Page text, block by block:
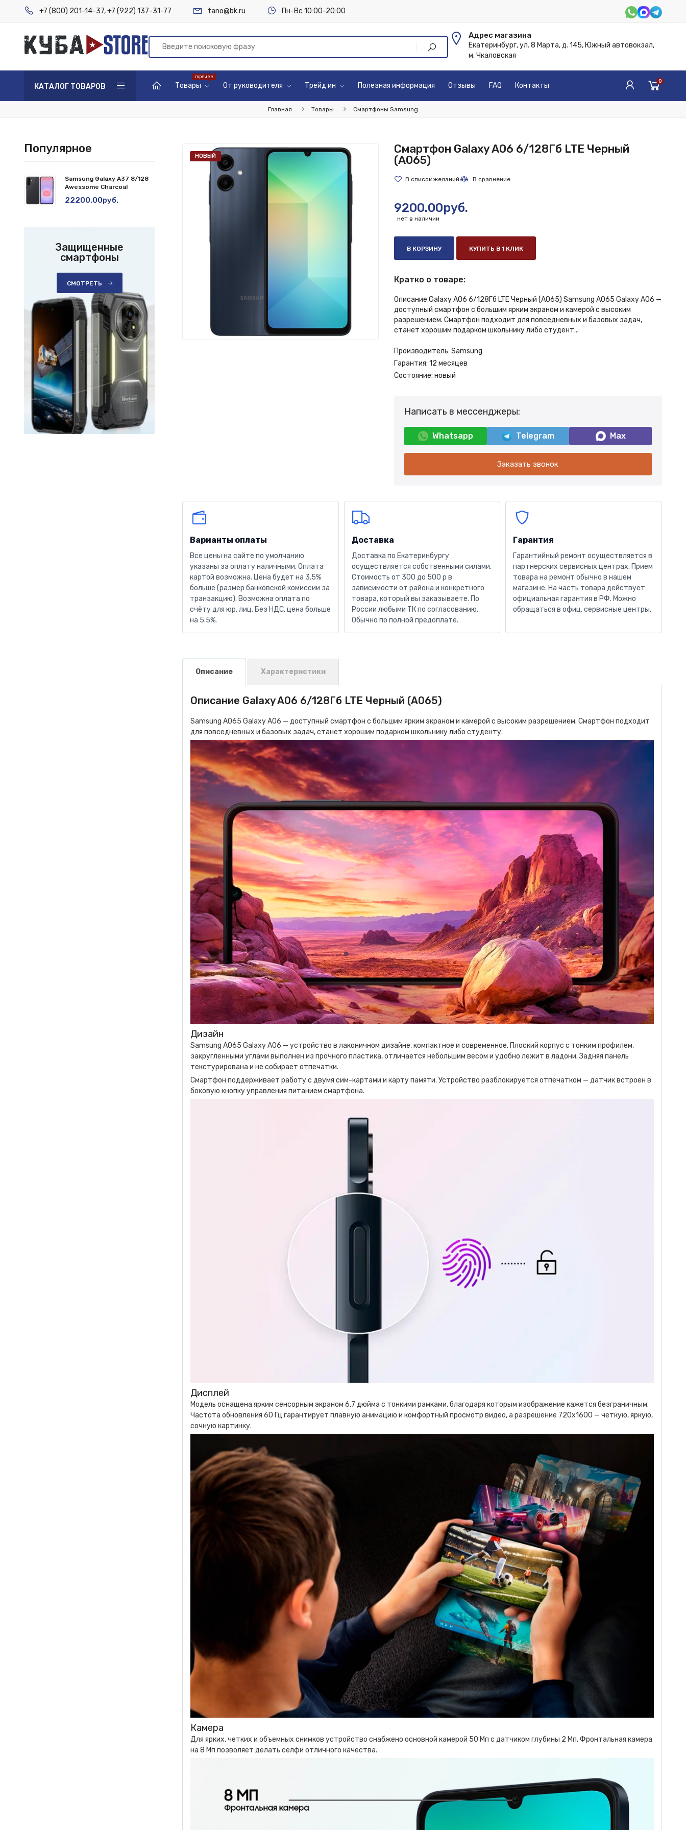
+7 (800) 201-14-37,+7 (922) 137-31-77 tano@bk.ru Пн-Вс 10:00-20:00
Адрес магазина
Екатеринбург, ул. 8 Марта, д. 145, Южный автовокзал,
м. Чкаловская
КАТАЛОГ ТОВАРОВ Товары От руководителя Трейд ин Полезная информация Отзывы FAQ Контакты 0
Главная Товары Смартфоны Samsung
НОВЫЙ
Смартфон Galaxy A06 6/128Гб LTE Черный
(A065)
9200.00руб.
нет в наличии
В КОРЗИНУ КУПИТЬ В 1 КЛИК
Кратко о товаре:
Описание Galaxy A06 6/128Гб LTE Черный (A065) Samsung A065 Galaxy A06 —
доступный смартфон с большим ярким экраном и камерой с высоким
разрешением. Смартфон подходит для повседневных и базовых задач,
станет хорошим подарком школьнику либо студент...
Производитель: Samsung
Гарантия: 12 месяцев
Состояние: новый
Написать в мессенджеры:
Whatsapp Telegram Max
Заказать звонок
Варианты оплаты
Все цены на сайте по умолчанию
указаны за оплату наличными. Оплата
картой возможна. Цена будет на 3.5%
больше (размер банковской комиссии за
транзакцию). Возможна оплата по
счёту для юр. лиц. Без НДС, цена больше
на 5.5%.
Доставка
Доставка по Екатеринбургу
осуществляется собственными силами.
Стоимость от 300 до 500 р в
зависимости от района и конкретного
товара, который вы заказываете. По
России любыми ТК по согласованию.
Обычно по полной предоплате.
Гарантия
Гарантийный ремонт осуществляется в
партнерских сервисных центрах. Прием
товара на ремонт обычно в нашем
магазине. На часть товара действует
официальная гарантия в РФ. Можно
обращаться в офиц. сервисные центры.
Описание Характеристики
Описание Galaxy A06 6/128Гб LTE Черный (A065)
Samsung A065 Galaxy A06 — доступный смартфон с большим ярким экраном и камерой с высоким разрешением. Смартфон подходит
для повседневных и базовых задач, станет хорошим подарком школьнику либо студенту.
Дизайн
Samsung A065 Galaxy A06 — устройство в лаконичном дизайне, компактное и современное. Плоский корпус с тонким профилем,
закругленными углами выполнен из прочного пластика, отличается небольшим весом и удобно лежит в ладони. Задняя панель
текстурирована и не собирает отпечатки.
Смартфон поддерживает работу с двумя сим-картами и карту памяти. Устройство разблокируется отпечатком — датчик встроен в
боковую кнопку управления питанием смартфона.
Дисплей
Модель оснащена ярким сенсорным экраном 6,7 дюйма с тонкими рамками, благодаря которым изображение кажется безграничным.
Частота обновления 60 Гц гарантирует плавную анимацию и комфортный просмотр видео, а разрешение 720x1600 — четкую, яркую,
сочную картинку.
Камера
Для ярких, четких и объемных снимков устройство снабжено основной камерой 50 Мп с датчиком глубины 2 Мп. Фронтальная камера
на 8 Мп позволяет делать селфи отличного качества.
Популярное
Samsung Galaxy A37 8/128
Awessome Charcoal
22200.00руб.
Защищенные
смартфоны
СМОТРЕТЬ